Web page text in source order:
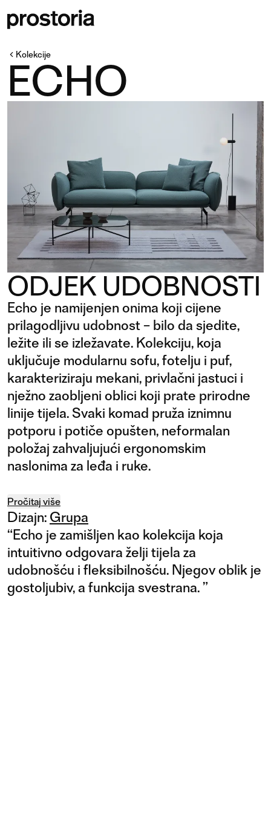
Kolekcije
ECHO
ODJEK UDOBNOSTI
Echo je namijenjen onima koji cijene
prilagodljivu udobnost – bilo da sjedite,
ležite ili se izležavate. Kolekciju, koja
uključuje modularnu sofu, fotelju i puf,
karakteriziraju mekani, privlačni jastuci i
nježno zaobljeni oblici koji prate prirodne
linije tijela. Svaki komad pruža iznimnu
potporu i potiče opušten, neformalan
položaj zahvaljujući ergonomskim
naslonima za leđa i ruke.
Pročitaj više
Dizajn: Grupa
“Echo je zamišljen kao kolekcija koja
intuitivno odgovara želji tijela za
udobnošću i fleksibilnošću. Njegov oblik je
gostoljubiv, a funkcija svestrana.”